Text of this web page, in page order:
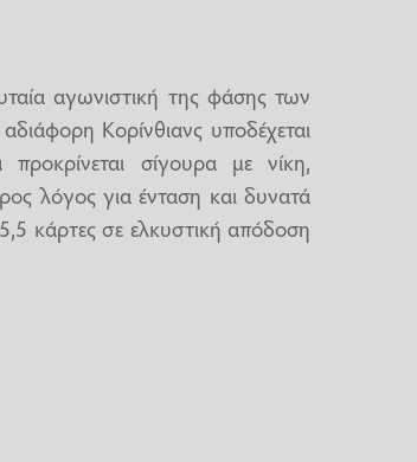
αγωνιστική της φάσης των
Κορίνθιανς υποδέχεται
σίγουρα με νίκη,
λόγος για ένταση και δυνατά
κάρτες σε ελκυστική απόδοση